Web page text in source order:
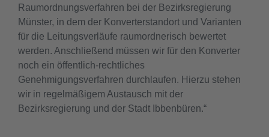
Raumordnungsverfahren bei der Bezirksregierung
Münster, in dem der Konverterstandort und Varianten
für die Leitungsverläufe raumordnerisch bewertet
werden. Anschließend müssen wir für den Konverter
noch ein öffentlich-rechtliches
Genehmigungsverfahren durchlaufen. Hierzu stehen
wir in regelmäßigem Austausch mit der
Bezirksregierung und der Stadt Ibbenbüren.“